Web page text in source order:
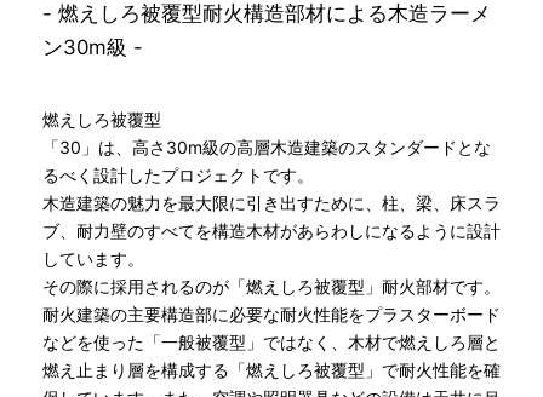
- 燃えしろ被覆型耐火構造部材による木造ラーメ
ン30m級 -
燃えしろ被覆型
「30」は、高さ30m級の高層木造建築のスタンダードとな
るべく設計したプロジェクトです。
木造建築の魅力を最大限に引き出すために、柱、梁、床スラ
ブ、耐力壁のすべてを構造木材があらわしになるように設計
しています。
その際に採用されるのが「燃えしろ被覆型」耐火部材です。
耐火建築の主要構造部に必要な耐火性能をプラスターボード
などを使った「一般被覆型」ではなく、木材で燃えしろ層と
燃え止まり層を構成する「燃えしろ被覆型」で耐火性能を確